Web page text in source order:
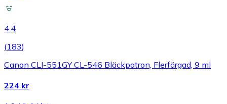
4.4
(183)
Canon CLI-551GY CL-546 Bläckpatron, Flerfärgad, 9 ml
224 kr